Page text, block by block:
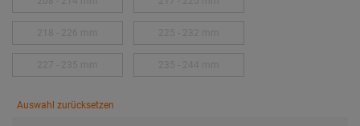
Auswahl zurücksetzen